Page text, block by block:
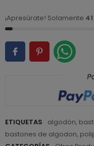
¡Apresúrate! Solamente 41
ETIQUETAS algodón,
bastones de algodon,